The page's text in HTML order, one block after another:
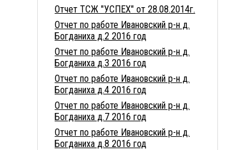
Отчет ТСЖ "УСПЕХ" от 28.08.2014г.
Отчет по работе Ивановский р-н д.
Богданиха д.2 2016 год
Отчет по работе Ивановский р-н д.
Богданиха д.3 2016 год
Отчет по работе Ивановский р-н д.
Богданиха д.4 2016 год
Отчет по работе Ивановский р-н д.
Богданиха д.7 2016 год
Отчет по работе Ивановский р-н д.
Богданиха д.8 2016 год